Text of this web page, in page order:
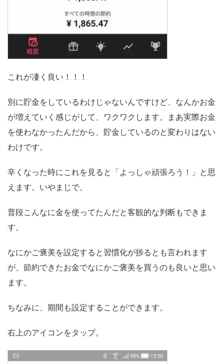
これが凄く良い！！！
別に貯金をしているわけじゃないんですけど、なんかお金
が増えていく感じがして、ワクワクします。まあ実際お金
を使わなかったんだから、貯金しているのと変わりはない
わけです。
辛くなった時にこれを見ると「よっしゃ頑張ろう！」と思
えます。いやまじで。
普段こんなに金を使ってたんだと客観的な判断もできま
す。
なにかご褒美を設定すると習慣化が捗るとも言われます
が、節約できたお金でなにかご褒美を買うのも良いと思い
ます。
ちなみに、期間も設定することができます。
右上のアイコンをタップ。